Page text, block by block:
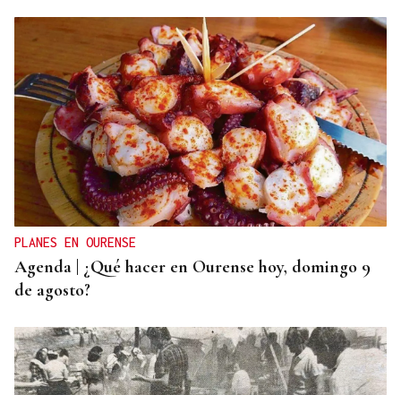
Jenaro Castro
TRAZADO HORIZONTAL
El sueño de una noche de verano
PLANES EN OURENSE
Agenda | ¿Qué hacer en Ourense hoy, domingo 9
de agosto?